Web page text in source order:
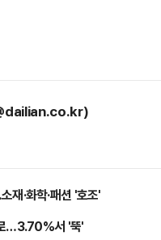
재·화학·패션 '호조'
…3.70%서 '뚝'